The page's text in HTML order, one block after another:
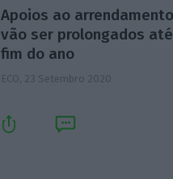
Apoios ao arrendamento
vão ser prolongados até
fim do ano
ECO, 23 Setembro 2020